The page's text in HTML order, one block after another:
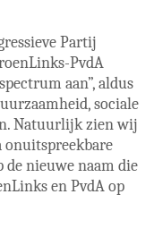
Partij
PvdA
aan”, aldus
sociale
Natuurlijk zien wij
onuitspreekbare
de nieuwe naam die
en PvdA op